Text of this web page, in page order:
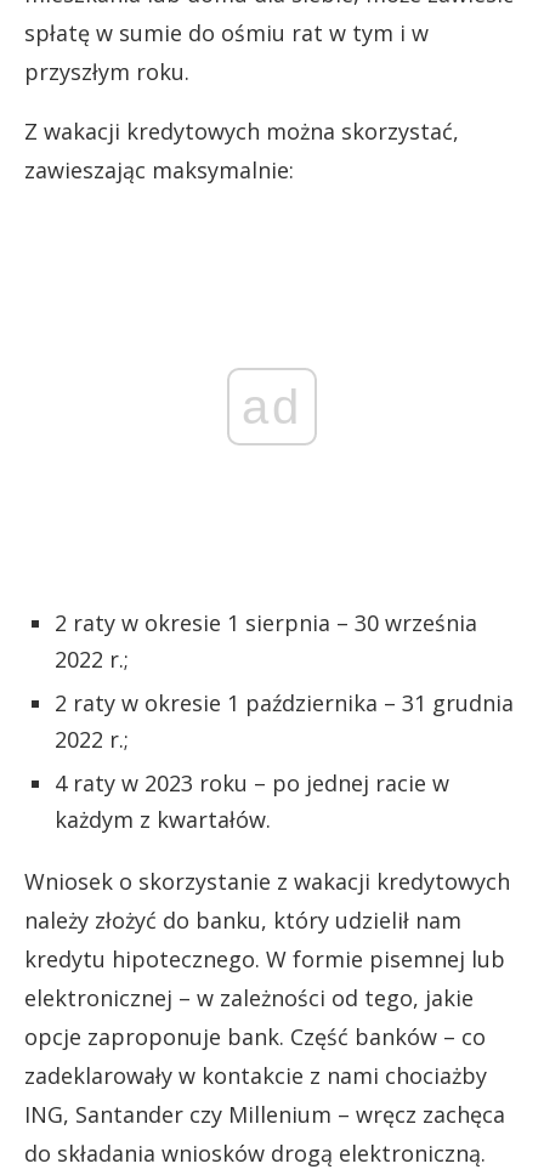
spłatę w sumie do ośmiu rat w tym i w
przyszłym roku.
Z wakacji kredytowych można skorzystać,
zawieszając maksymalnie:
ad
2 raty w okresie 1 sierpnia – 30 września
2022 r.;
2 raty w okresie 1 października – 31 grudnia
2022 r.;
4 raty w 2023 roku – po jednej racie w
każdym z kwartałów.
Wniosek o skorzystanie z wakacji kredytowych
należy złożyć do banku, który udzielił nam
kredytu hipotecznego. W formie pisemnej lub
elektronicznej – w zależności od tego, jakie
opcje zaproponuje bank. Część banków – co
zadeklarowały w kontakcie z nami chociażby
ING, Santander czy Millenium – wręcz zachęca
do składania wniosków drogą elektroniczną.